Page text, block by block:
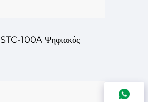
STC-100A Ψηφιακός